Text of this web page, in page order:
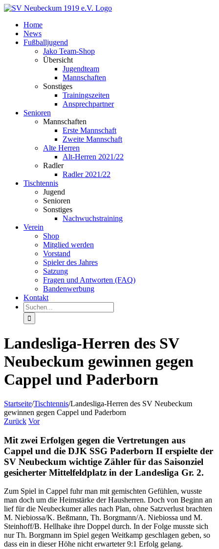
Zum
springenHome
News
Fußballjugend
Jako Team-Shop
Übersicht
Jugendteam
Mannschaften
Sonstiges
Trainingszeiten
Ansprechpartner
Senioren
Mannschaften
Erste Mannschaft
Zweite Mannschaft
Alte Herren
Alt-Herren 2021/22
Radler
Radler 2021/22
Tischtennis
Jugend
Senioren
Sonstiges
Nachwuchstraining
Verein
Shop
Mitglied werden
Vorstand
Spieler des Jahres
Satzung
Fragen und Antworten (FAQ)
Bandenwerbung
Kontakt
Suche
nach:
Landesliga-Herren des SV
Neubeckum gewinnen gegen
Cappel und Paderborn
Startseite/Tischtennis/Landesliga-Herren des SV Neubeckum
gewinnen gegen Cappel und Paderborn
Zurück Vor
Mit zwei Erfolgen gegen die Vertretungen aus
Cappel und die DJK SSG Paderborn II erspielte der
SV Neubeckum wichtige Zähler für das Saisonziel
gesicherter Mittelfeldplatz in der Landesliga Gr. 2.
Zum Spiel in Cappel fuhr man mit gemischten Gefühlen, wusste
man doch um die Heimstärke der Hausherren. Doch von Beginn an
lief für die Neubeckumer alles nach Plan, ohne Satzverlust brachten
M. Niebiossa/K. Beßmann, Th. Borgmann/A. Niebiossa und M.
Steinhoff/B. Hellhake ihre Doppel durch. In der Folge musste sich
nur Th. Borgmann im Spiel gegen Weitkamp geschlagen geben, so
dass ein in dieser Höhe nicht erwarteter 9:1 Erfolg gelang.